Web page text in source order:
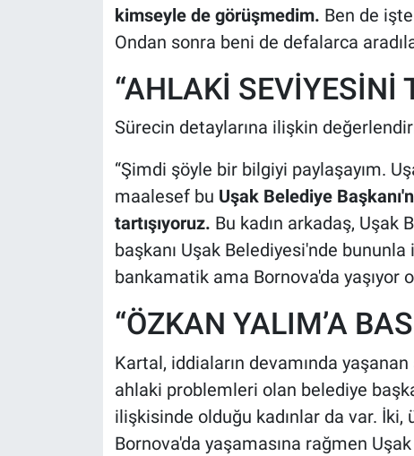
kimseyle de görüşmedim. Ben de
Ondan sonra beni de defalarca
“AHLAKİ SEVİYESİNİ
Sürecin detaylarına ilişkin
“Şimdi şöyle bir bilgiyi paylaşayım.
maalesef bu Uşak Belediye
tartışıyoruz. Bu kadın arkadaş, Uşak
başkanı Uşak Belediyesi'nde
bankamatik ama Bornova'da yaşıyor
“ÖZKAN YALIM’A
Kartal, iddiaların devamında
ahlaki problemleri olan belediye
ilişkisinde olduğu kadınlar da var. İki,
Bornova'da yaşamasına rağmen